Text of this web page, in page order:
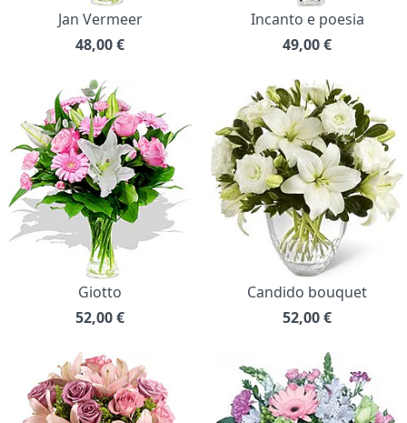
Jan Vermeer
48,00€
Incanto e poesia
49,00€
Giotto
52,00€
Candido bouquet
52,00€